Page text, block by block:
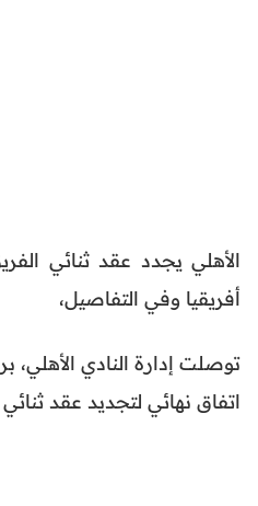
الأهلي يجدد عقد ثنائي
أفريقيا وفي التفاصيل،
توصلت إدارة النادي
اتفاق نهائي لتجديد عقد ثنائي